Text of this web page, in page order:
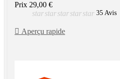
Prix 29,00 €
starstarstarstarstar 35 Avis
 Aperçu rapide